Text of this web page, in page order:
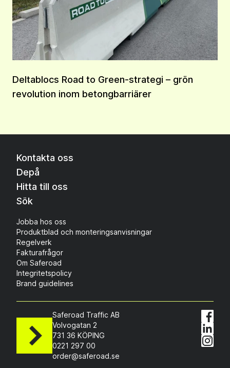
Deltablocs Road to Green-strategi – grön
revolution inom betongbarriärer
Kontakta oss
Depå
Hitta till oss
Sök
Jobba hos oss
Produktblad och monteringsanvisningar
Regelverk
Fakturafrågor
Om Saferoad
Integritetspolicy
Brand guidelines
Saferoad Traffic AB
Volvogatan 2
731 36 KÖPING
0221 297 00
order@saferoad.se